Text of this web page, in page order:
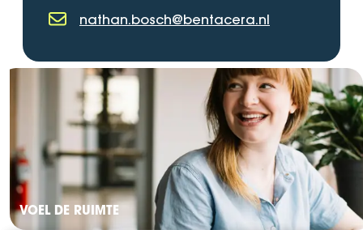
LinkedIn Profiel
nathan.bosch@bentacera.nl
VOEL DE RUIMTE